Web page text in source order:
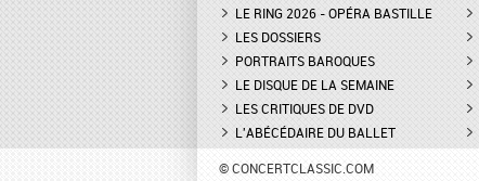
DON GIOVANNI À L'OPÉRA DE
MONTPELLIER - EXTRAIT DE
"TREMA, TREMA, O SCELLERATO!"
LE RING 2026 - OPÉRA BASTILLE
LES DOSSIERS
PORTRAITS BAROQUES
LE DISQUE DE LA SEMAINE
LES CRITIQUES DE DVD
L'ABÉCÉDAIRE DU BALLET
© CONCERTCLASSIC.COM